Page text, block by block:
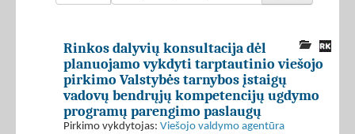
Rinkos dalyvių konsultacija dėl
planuojamo vykdyti tarptautinio viešojo
pirkimo Valstybės tarnybos įstaigų
vadovų bendrųjų kompetencijų ugdymo
programų parengimo paslaugų
Pirkimo vykdytojas: Viešojo valdymo agentūra